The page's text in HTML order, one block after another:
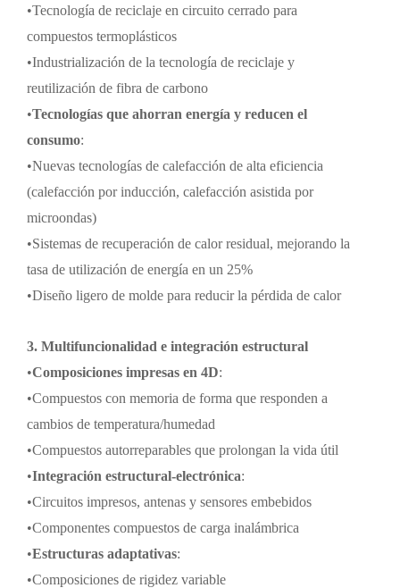
•Tecnología de reciclaje en circuito cerrado para
compuestos termoplásticos
•Industrialización de la tecnología de reciclaje y
reutilización de fibra de carbono
•Tecnologías que ahorran energía y reducen el
consumo:
•Nuevas tecnologías de calefacción de alta eficiencia
(calefacción por inducción, calefacción asistida por
microondas)
•Sistemas de recuperación de calor residual, mejorando la
tasa de utilización de energía en un 25%
•Diseño ligero de molde para reducir la pérdida de calor
3. Multifuncionalidad e integración estructural
•Composiciones impresas en 4D:
•Compuestos con memoria de forma que responden a
cambios de temperatura/humedad
•Compuestos autorreparables que prolongan la vida útil
•Integración estructural-electrónica:
•Circuitos impresos, antenas y sensores embebidos
•Componentes compuestos de carga inalámbrica
•Estructuras adaptativas:
•Composiciones de rigidez variable